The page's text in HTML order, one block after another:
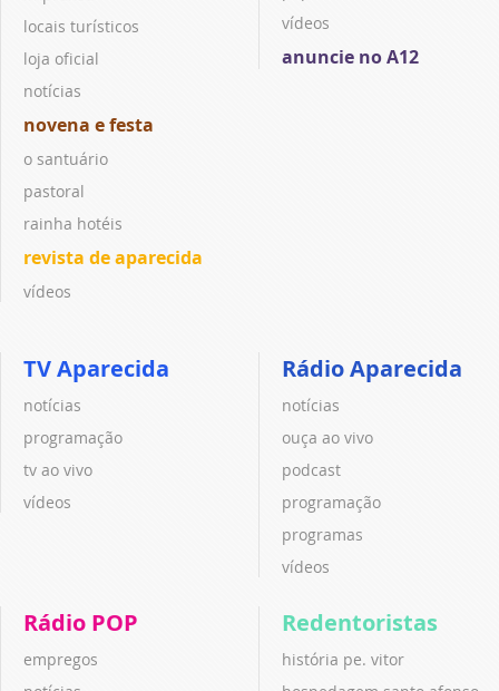
locais turísticos
loja oficial
notícias
novena e festa
o santuário
pastoral
rainha hotéis
revista de aparecida
vídeos
vídeos
anuncie no A12
TV Aparecida
notícias
programação
tv ao vivo
vídeos
Rádio Aparecida
notícias
ouça ao vivo
podcast
programação
programas
vídeos
Rádio POP
empregos
Redentoristas
história pe. vitor